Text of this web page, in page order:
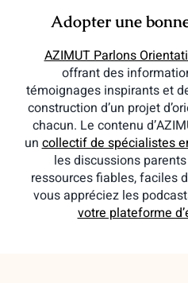
Adopter une
AZIMUT Parlons
offrant des
témoignages inspirants et
construction d’un projet
chacun. Le contenu
uncollectif de spécialistes
les discussions
ressources fiables, faciles
vous appréciez les
votre plateforme